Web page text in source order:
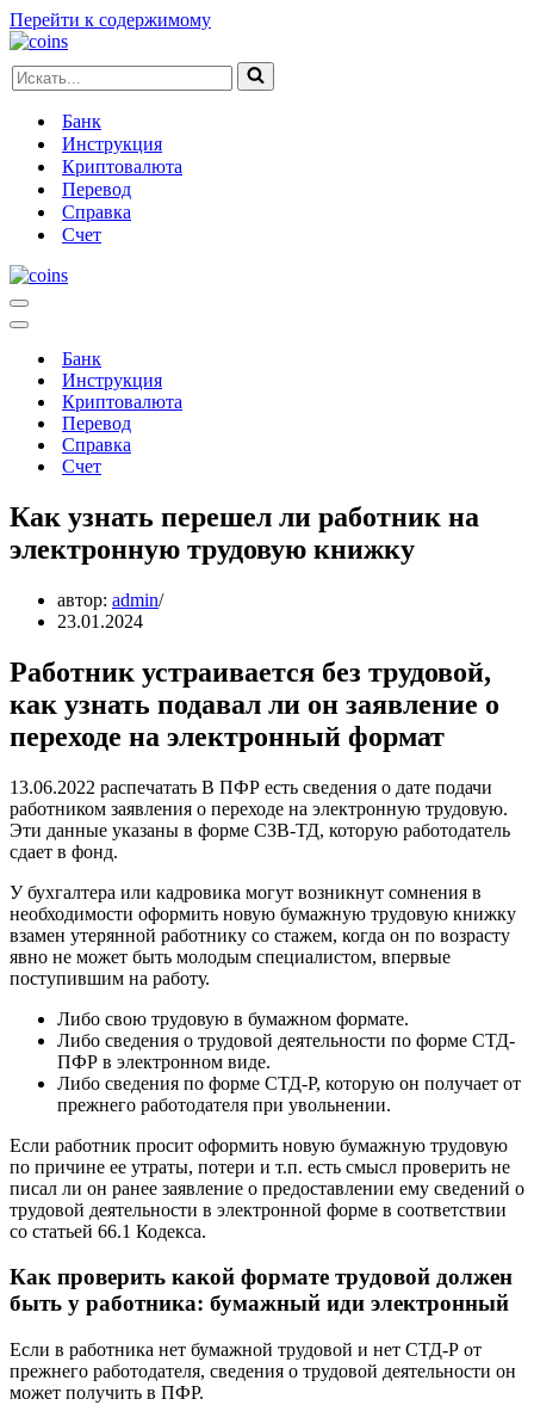
Перейти к содержимому
Искать...
Банк
Инструкция
Криптовалюта
Перевод
Справка
Счет
Меню
навигации
Меню
навигацииБанк
Инструкция
Криптовалюта
Перевод
Справка
Счет
Как узнать перешел ли работник на
электронную трудовую книжку
автор: admin
23.01.2024
Работник устраивается без трудовой,
как узнать подавал ли он заявление о
переходе на электронный формат
13.06.2022 распечатать В ПФР есть сведения о дате подачи
работником заявления о переходе на электронную трудовую.
Эти данные указаны в форме СЗВ-ТД, которую работодатель
сдает в фонд.
У бухгалтера или кадровика могут возникнут сомнения в
необходимости оформить новую бумажную трудовую книжку
взамен утерянной работнику со стажем, когда он по возрасту
явно не может быть молодым специалистом, впервые
поступившим на работу.
Либо свою трудовую в бумажном формате.
Либо сведения о трудовой деятельности по форме СТД-
ПФР в электронном виде.
Либо сведения по форме СТД-Р, которую он получает от
прежнего работодателя при увольнении.
Если работник просит оформить новую бумажную трудовую
по причине ее утраты, потери и т.п. есть смысл проверить не
писал ли он ранее заявление о предоставлении ему сведений о
трудовой деятельности в электронной форме в соответствии
со статьей 66.1 Кодекса.
Как проверить какой формате трудовой должен
быть у работника: бумажный иди электронный
Если в работника нет бумажной трудовой и нет СТД-Р от
прежнего работодателя, сведения о трудовой деятельности он
может получить в ПФР.